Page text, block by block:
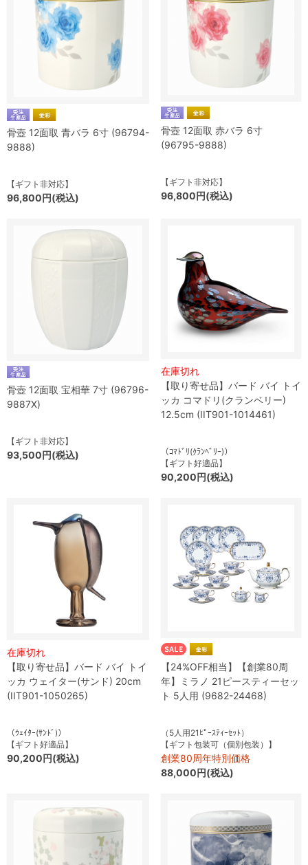
骨壺 12面取 青バラ 6寸 (96794-
9888)
【ギフト非対応】
96,800円(税込)
骨壺 12面取 赤バラ 6寸
(96795-9888)
【ギフト非対応】
96,800円(税込)
骨壺 12面取 宝相華 7寸 (96796-
9887X)
【ギフト非対応】
93,500円(税込)
在庫切れ
【取り寄せ品】バード バイ トイ
ッカ コマドリ(クランベリー)
12.5cm (IIT901-1014461)
（ｺﾏﾄﾞﾘ(ｸﾗﾝﾍﾞﾘｰ)）
【ギフト好適品】
90,200円(税込)
在庫切れ
【取り寄せ品】バード バイ トイ
ッカ ウェイター(サンド) 20cm
(IIT901-1050265)
（ｳｪｲﾀｰ(ｻﾝﾄﾞ)）
【ギフト好適品】
90,200円(税込)
【24%OFF相当】【創業80周
年】ミラノ 21ピースティーセッ
ト 5人用 (9682-24468)
（5人用21ﾋﾟｰｽﾃｨｰｾｯﾄ）
【ギフト包装可（個別包装）】
創業80周年特別価格
88,000円(税込)